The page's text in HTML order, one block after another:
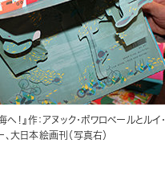
へ！』作：アヌック・ボワロベールとル
、大日本絵画刊（写真右）